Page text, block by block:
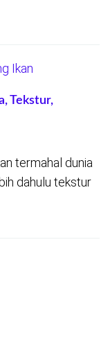
Tekstur,
termahal dunia
dahulu tekstur